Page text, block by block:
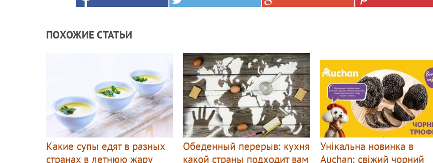
ПОХОЖИЕ СТАТЬИ
Какие супы едят в разных
странах в летнюю жару
Обеденный перерыв: кухня
какой страны подходит вам
Унікальна новинка в
Auchan: свіжий чорний